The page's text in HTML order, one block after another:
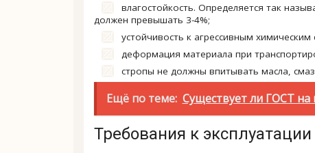
влагостойкость. Определяется так
должен превышать 3-4%;
устойчивость к агрессивным
деформация материала при
стропы не должны впитывать масла,
Ещё по теме: Существует ли ГОСТ на
Требования к